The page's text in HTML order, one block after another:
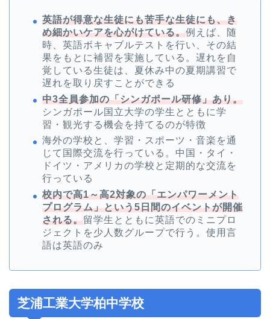
英語が得意な生徒にも苦手な生徒にも、き
め細かいケアを心がけている。例えば、随
時、英語ボキャブルテストを行い、その結
果をもとに補習を実施している。遅れを自
覚している生徒は、夏休み中の夏期講習で
遅れを取り戻すことができる
中3全員参加の「シンガポール研修」あり。
シンガポール国立大学の学生とともに学
習・観光する機会を持てるのが特徴
海外の学校と、学習・スポーツ・音楽を通
じて国際交流を行っている。中国・タイ・
ドイツ・アメリカの学校と定期的な交流を
行っている
校内で高1～高2対象の「エンパワーメント
プログラム」という5日間のイベントが開催
される。留学生とともに英語でのミニプロ
ジェクトを少人数グループで行う。使用言
語は英語のみ
芝浦工業大学柏中学校